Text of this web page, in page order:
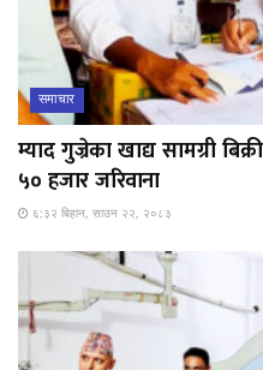
समाचार
म्याद गुज्रेका खाद्य सामग्री
५० हजार जरिवाना
६:३२ बिहान, साउन २२, २०८३